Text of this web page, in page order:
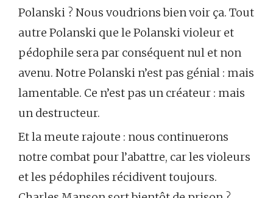
Polanski ? Nous voudrions bien voir ça. Tout
autre Polanski que le Polanski violeur et
pédophile sera par conséquent nul et non
avenu. Notre Polanski n’est pas génial : mais
lamentable. Ce n’est pas un créateur : mais
un destructeur.
Et la meute rajoute : nous continuerons
notre combat pour l’abattre, car les violeurs
et les pédophiles récidivent toujours.